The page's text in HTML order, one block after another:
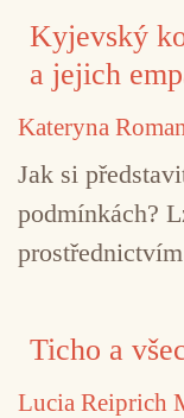
Kyjevský
a jejich
Kateryna
Jak si
podmínkách?
Ticho a
Lucia Reiprich